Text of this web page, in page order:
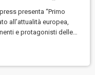
presenta “Primo
all’attualità europea,
e protagonisti delle
il racconto e il
con l’obiettivo